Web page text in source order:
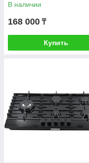
В наличии
168 000 ₸
Купить